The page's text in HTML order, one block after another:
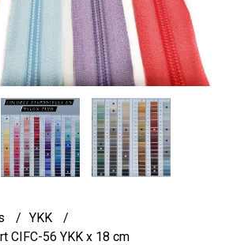
YKK
CIFC-56 YKK x 18 cm